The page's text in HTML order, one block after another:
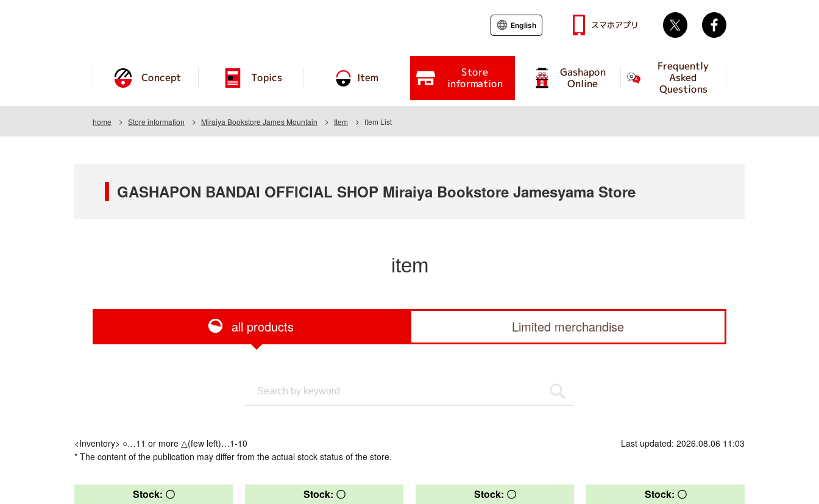
Concept Topics Item Store
information
Gashapon
Online
Frequently
Asked
Questions
English スマホアプリ Twitter
home Store information Miraiya Bookstore James Mountain Item Item List
GASHAPON BANDAI OFFICIAL SHOP Miraiya Bookstore Jamesyama Store
item
all products Limited merchandise
<Inventory> ○…11 or more △(few left)…1-10
* The content of the publication may differ from the actual stock status of the store.
Last updated: 2026.08.06 11:03
Stock: 〇 Stock: 〇 Stock: 〇 Stock: 〇